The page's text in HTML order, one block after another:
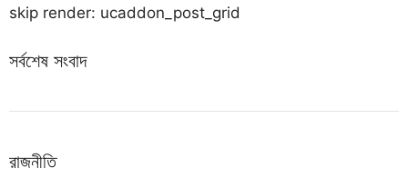
skip render: ucaddon_post_grid
সর্বশেষ সংবাদ
রাজনীতি